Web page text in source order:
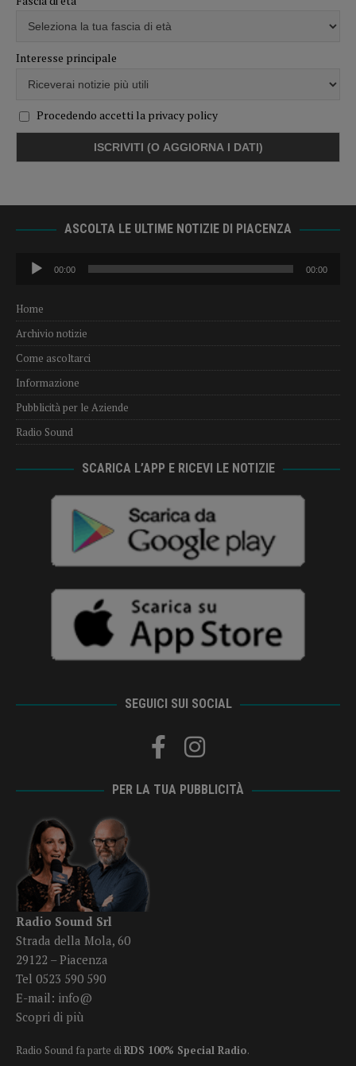
Interesse principale
Procedendo accetti la privacy policy
ASCOLTA LE ULTIME NOTIZIE DI PIACENZA
Audio
Player
00:00 00:00
Home
Archivio notizie
Come ascoltarci
Informazione
Pubblicità per le Aziende
Radio Sound
SCARICA L’APP E RICEVI LE NOTIZIE
SEGUICI SUI SOCIAL
PER LA TUA PUBBLICITÀ
Radio Sound Srl
Strada della Mola, 60
29122 – Piacenza
Tel 0523 590 590
E-mail: info@
Scopri di più
Radio Sound fa parte diRDS 100% Special Radio.